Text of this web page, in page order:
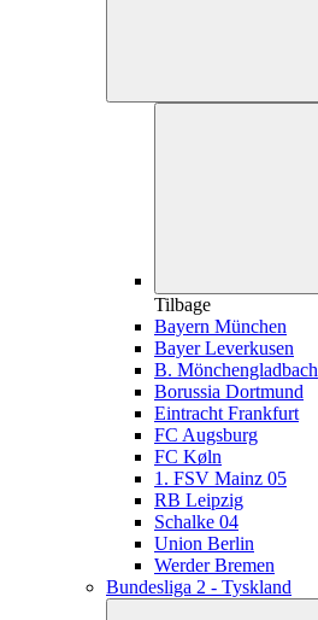
Tilbage
Bayern München
Bayer Leverkusen
B. Mönchengladbach
Borussia Dortmund
Eintracht Frankfurt
FC Augsburg
FC Køln
1. FSV Mainz 05
RB Leipzig
Schalke 04
Union Berlin
Werder Bremen
Bundesliga 2 - Tyskland